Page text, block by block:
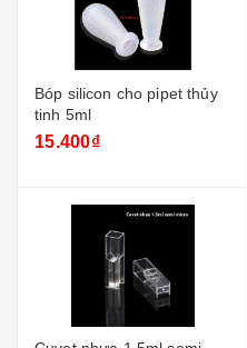
Bóp silicon cho pipet thủy
tinh 5ml
15.400₫